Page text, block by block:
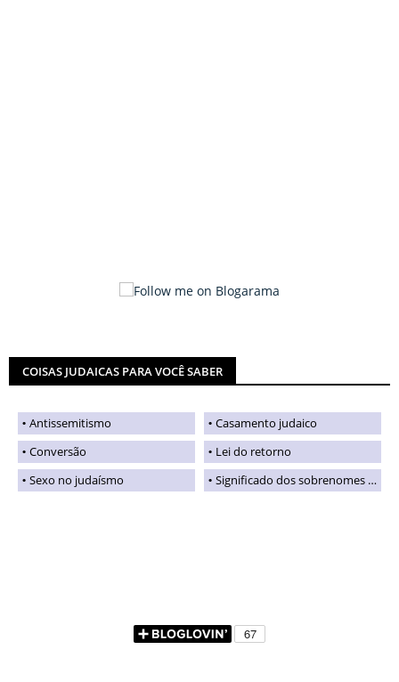
COISAS JUDAICAS PARA VOCÊ SABER
Antissemitismo
Casamento judaico
Conversão
Lei do retorno
Sexo no judaísmo
Significado dos sobrenomes judaicos